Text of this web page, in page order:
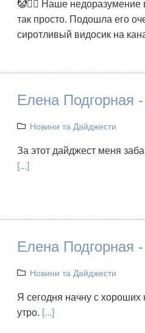
🤡🤷‍♀️ Наше недоразумение
так просто. Подошла его
сиротливый видосик на
Елена Подгорная
Новини та Дайджести
За этот дайджест меня
[...]
Елена Подгорная
Новини та Дайджести
Я сегодня начну с хороших
утро. [...]